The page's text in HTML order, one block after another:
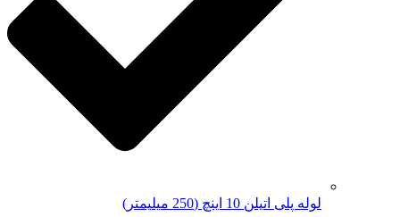
لوله پلی اتیلن 10 اینچ (250 میلیمتر)